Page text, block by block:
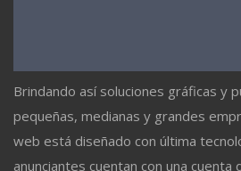
Brindando así soluciones gráficas y
pequeñas, medianas y grandes
web está diseñado con última
anunciantes cuentan con una cuenta